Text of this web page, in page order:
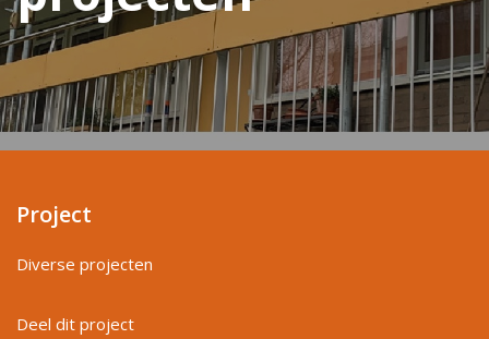
Project
Diverse projecten
Deel dit project